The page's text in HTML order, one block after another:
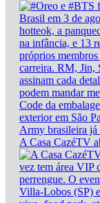
A Casa CazéTV